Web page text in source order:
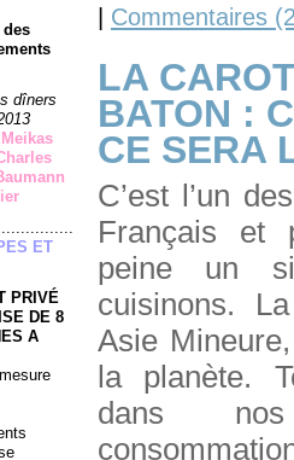
des
dîners
ET
PRIVÉ
DE 8
A
| Commentaires
LA
BATON :
CE SERA
C’est l’un
Français et
peine un
cuisinons.
Asie
la planète.
dans